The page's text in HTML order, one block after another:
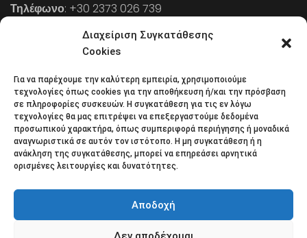
Διαχείριση Συγκατάθεσης
Cookies
Για να παρέχουμε την καλύτερη εμπειρία, χρησιμοποιούμε
τεχνολογίες όπως cookies για την αποθήκευση ή/και την πρόσβαση
σε πληροφορίες συσκευών. Η συγκατάθεση για τις εν λόγω
τεχνολογίες θα μας επιτρέψει να επεξεργαστούμε δεδομένα
προσωπικού χαρακτήρα, όπως συμπεριφορά περιήγησης ή μοναδικά
αναγνωριστικά σε αυτόν τον ιστότοπο. Η μη συγκατάθεση ή η
ανάκληση της συγκατάθεσης, μπορεί να επηρεάσει αρνητικά
ορισμένες λειτουργίες και δυνατότητες.
Αποδοχή
Τηλέφωνο: +30 2373 026 739
: +30 2373 026 739
: info@cpaa.gr
NEWSLETTER
Κάντε εγγραφή στο ηλεκτρονικό μας φυλλάδιο και μείνετε
στο επίκεντρο της οικονομικής επικαιρότητας.